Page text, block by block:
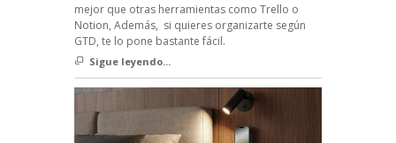
mejor que otras herramientas como Trello o
Notion, Además, si quieres organizarte según
GTD, te lo pone bastante fácil.
Sigue leyendo...